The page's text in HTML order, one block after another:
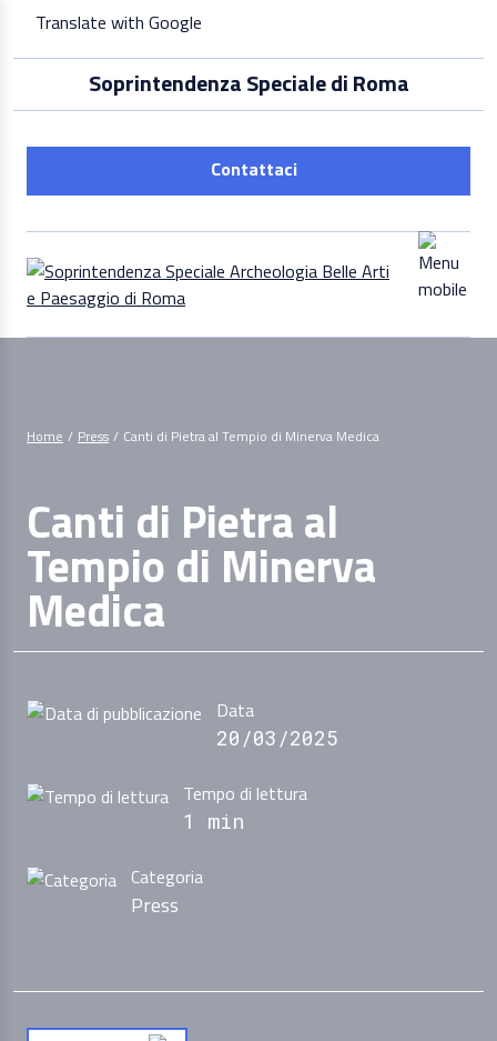
content
Translate with Google
Soprintendenza Speciale di Roma
Contattaci
Home / Press / Canti di Pietra al Tempio di Minerva Medica
Canti di Pietra al
Tempio di Minerva
Medica
Data
20/03/2025
Tempo di lettura
1 min
Categoria
Press